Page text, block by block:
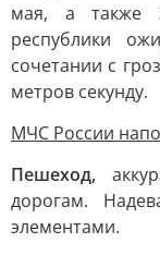
мая, а также
республики
сочетании с
метров секунду.
МЧС России
Пешеход,
дорогам.
элементами.